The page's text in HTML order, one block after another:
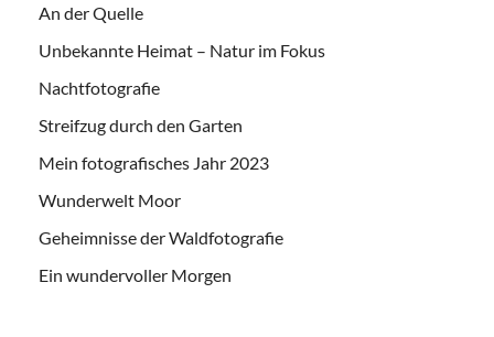
An der Quelle
Unbekannte Heimat – Natur im Fokus
Nachtfotografie
Streifzug durch den Garten
Mein fotografisches Jahr 2023
Wunderwelt Moor
Geheimnisse der Waldfotografie
Ein wundervoller Morgen